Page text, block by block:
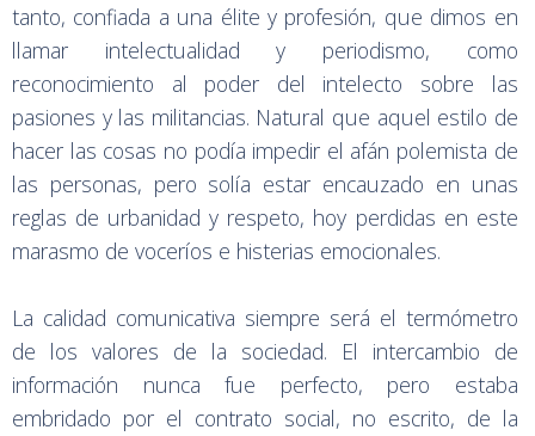
tanto, confiada a una élite y profesión, que dimos en
llamar intelectualidad y periodismo, como
reconocimiento al poder del intelecto sobre las
pasiones y las militancias. Natural que aquel estilo de
hacer las cosas no podía impedir el afán polemista de
las personas, pero solía estar encauzado en unas
reglas de urbanidad y respeto, hoy perdidas en este
marasmo de voceríos e histerias emocionales.
La calidad comunicativa siempre será el termómetro
de los valores de la sociedad. El intercambio de
información nunca fue perfecto, pero estaba
embridado por el contrato social, no escrito, de la